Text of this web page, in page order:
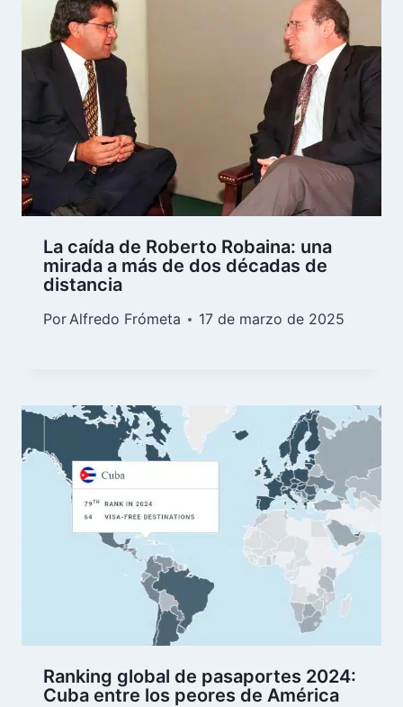
La caída de Roberto Robaina: una
mirada a más de dos décadas de
distancia
PorAlfredo Frómeta 17 de marzo de 2025
Ranking global de pasaportes 2024:
Cuba entre los peores de América